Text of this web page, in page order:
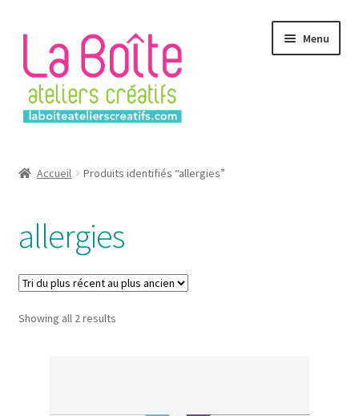
la
navigation
contenu
Menu
Login
Password Reset
Register
Accueil Produits identifiés “allergies”
allergies
Showing all 2 resultsSorted